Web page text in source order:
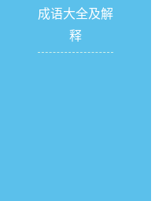
成语大全及解
释